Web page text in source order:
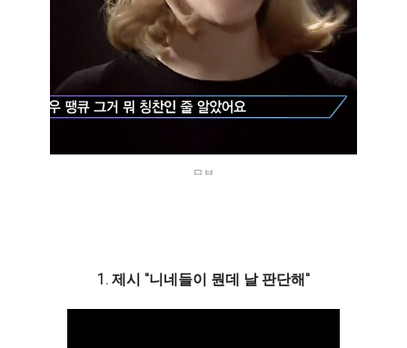
ㅁㅂ
1. 제시 "니네들이 뭔데 날 판단해"